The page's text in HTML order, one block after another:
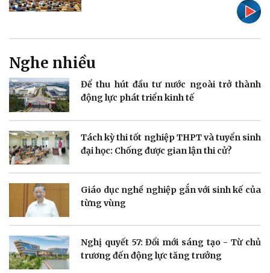
Thế giới thể thao
Hậu trường
Doanh nghiệp
Thông tin doanh nghiệp
Doanh nghiệp 24h
Doanh nhân
Vì cộng đồng
Công nghệ
Sành điệu
Tin Công nghệ
Chuyển đổi số
Sức khỏe
Đời sống
Nghe nhiều
Để thu hút đầu tư nước ngoài trở thành
động lực phát triển kinh tế
Tách kỳ thi tốt nghiệp THPT và tuyển sinh
đại học: Chống được gian lận thi cử?
Giáo dục nghề nghiệp gắn với sinh kế của
từng vùng
Nghị quyết 57: Đổi mới sáng tạo - Từ chủ
trương đến động lực tăng trưởng